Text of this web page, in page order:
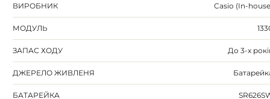
ВИРОБНИК Casio (In-
МОДУЛЬ
ЗАПАС ХОДУ До 3-х
ДЖЕРЕЛО ЖИВЛЕНЯ
БАТАРЕЙКА